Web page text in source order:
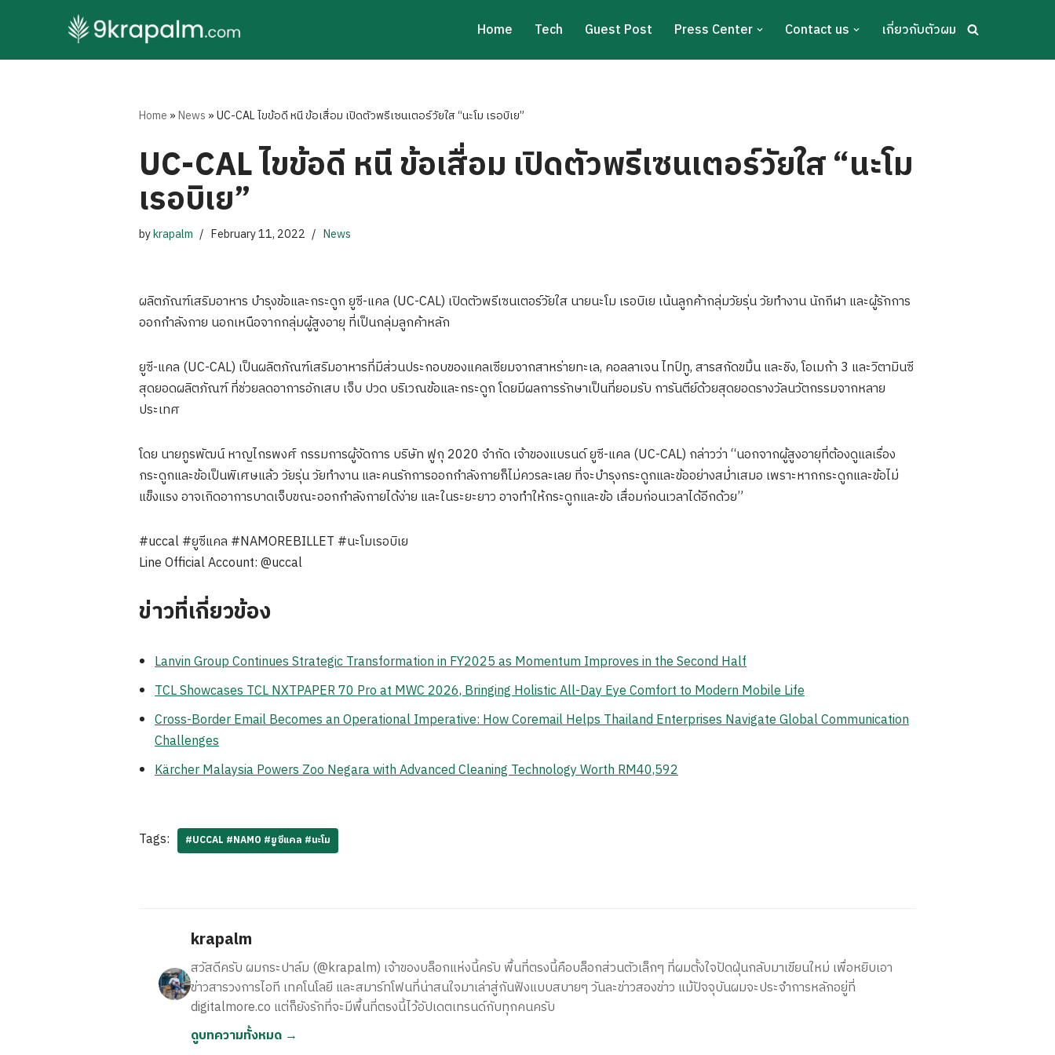
to
Home Tech Guest Post Press Center Contact us เกี่ยวกับตัวผม
Home »News »UC-CAL ไขข้อดี หนี ข้อเสื่อม เปิดตัวพรีเซนเตอร์วัยใส “นะโม เรอบิเย”
UC-CAL ไขข้อดี หนี ข้อเสื่อม เปิดตัวพรีเซนเตอร์วัยใส “นะโม
เรอบิเย”
bykrapalm February 11, 2022 News
ผลิตภัณฑ์เสริมอาหาร บำรุงข้อและกระดูก ยูซี-แคล (UC-CAL) เปิดตัวพรีเซนเตอร์วัยใส นายนะโม เรอบิเย เน้นลูกค้ากลุ่มวัยรุ่น วัยทำงาน นักกีฬา และผู้รักการ
ออกกำลังกาย นอกเหนือจากกลุ่มผู้สูงอายุ ที่เป็นกลุ่มลูกค้าหลัก
ยูซี-แคล (UC-CAL) เป็นผลิตภัณฑ์เสริมอาหารที่มีส่วนประกอบของแคลเซียมจากสาหร่ายทะเล, คอลลาเจน ไทป์ทู, สารสกัดขมิ้น และชิง, โอเมก้า 3 และวิตามินซี
สุดยอดผลิตภัณฑ์ ที่ช่วยลดอาการอักเสบ เจ็บ ปวด บริเวณข้อและกระดูก โดยมีผลการรักษาเป็นที่ยอมรับ การันตีย์ด้วยสุดยอดรางวัลนวัตกรรมจากหลาย
ประเทศ
โดย นายภูรพัฒน์ หาญไกรพงศ์ กรรมการผู้จัดการ บริษัท ฟูกุ 2020 จำกัด เจ้าของแบรนด์ ยูซี-แคล (UC-CAL) กล่าวว่า “นอกจากผู้สูงอายุที่ต้องดูแลเรื่อง
กระดูกและข้อเป็นพิเศษแล้ว วัยรุ่น วัยทำงาน และคนรักการออกกำลังกายก็ไม่ควรละเลย ที่จะบำรุงกระดูกและข้ออย่างสม่ำเสมอ เพราะหากกระดูกและข้อไม่
แข็งแรง อาจเกิดอาการบาดเจ็บขณะออกกำลังกายได้ง่าย และในระยะยาว อาจทำให้กระดูกและข้อ เสื่อมก่อนเวลาได้อีกด้วย”
#uccal #ยูซีแคล #NAMOREBILLET #นะโมเรอบิเย
Line Official Account: @uccal
ข่าวที่เกี่ยวข้อง
Lanvin Group Continues Strategic Transformation in FY2025 as Momentum Improves in the Second Half
TCL Showcases TCL NXTPAPER 70 Pro at MWC 2026, Bringing Holistic All-Day Eye Comfort to Modern Mobile Life
Cross-Border Email Becomes an Operational Imperative: How Coremail Helps Thailand Enterprises Navigate Global Communication
Challenges
Kärcher Malaysia Powers Zoo Negara with Advanced Cleaning Technology Worth RM40,592
Tags: #UCCAL #NAMO #ยูซีแคล #นะโม
krapalm
สวัสดีครับ ผมกระปาล์ม (@krapalm) เจ้าของบล็อกแห่งนี้ครับ พื้นที่ตรงนี้คือบล็อกส่วนตัวเล็กๆ ที่ผมตั้งใจปัดฝุ่นกลับมาเขียนใหม่ เพื่อหยิบเอา
ข่าวสารวงการไอที เทคโนโลยี และสมาร์ทโฟนที่น่าสนใจมาเล่าสู่กันฟังแบบสบายๆ วันละข่าวสองข่าว แม้ปัจจุบันผมจะประจำการหลักอยู่ที่
digitalmore.co แต่ก็ยังรักที่จะมีพื้นที่ตรงนี้ไว้อัปเดตเทรนด์กับทุกคนครับ
ดูบทความทั้งหมด →